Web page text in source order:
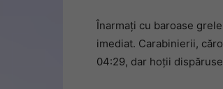
Înarmați cu baroase
imediat. Carabinierii,
04:29, dar hoții